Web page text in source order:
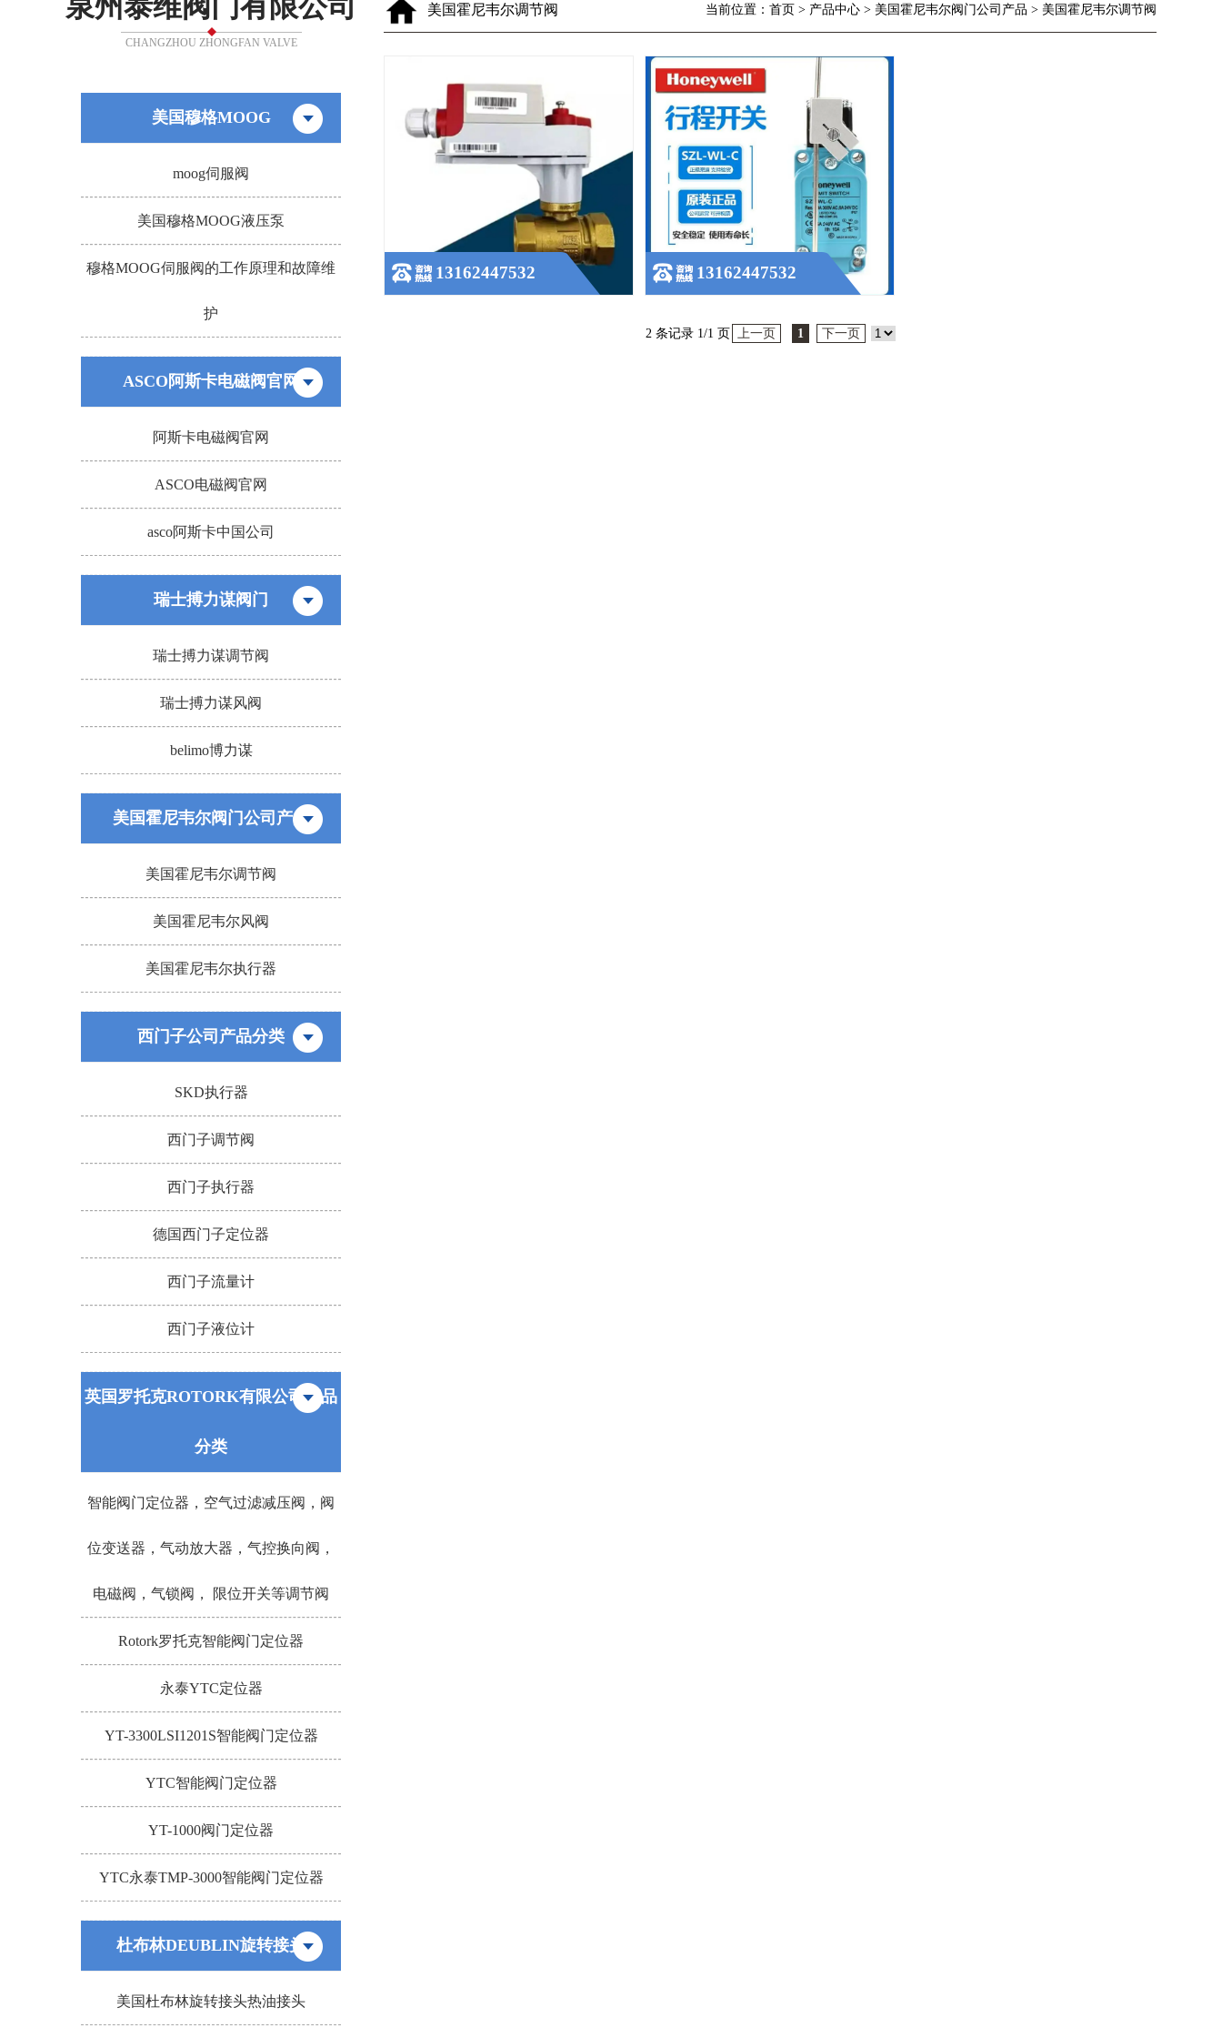
CHANGZHOU ZHONGFAN VALVE
美国穆格MOOG
moog伺服阀
美国穆格MOOG液压泵
穆格MOOG伺服阀的工作原理和故障维
护
ASCO阿斯卡电磁阀官网
阿斯卡电磁阀官网
ASCO电磁阀官网
asco阿斯卡中国公司
瑞士搏力谋阀门
瑞士搏力谋调节阀
瑞士搏力谋风阀
belimo博力谋
美国霍尼韦尔阀门公司产品
美国霍尼韦尔调节阀
美国霍尼韦尔风阀
美国霍尼韦尔执行器
西门子公司产品分类
SKD执行器
西门子调节阀
西门子执行器
德国西门子定位器
西门子流量计
西门子液位计
英国罗托克ROTORK有限公司产品
分类
智能阀门定位器，空气过滤减压阀，阀
位变送器，气动放大器，气控换向阀，
电磁阀，气锁阀， 限位开关等调节阀
Rotork罗托克智能阀门定位器
永泰YTC定位器
YT-3300LSI1201S智能阀门定位器
YTC智能阀门定位器
YT-1000阀门定位器
YTC永泰TMP-3000智能阀门定位器
杜布林DEUBLIN旋转接头
美国杜布林旋转接头热油接头
美国霍尼韦尔调节阀 当前位置：首页 > 产品中心 > 美国霍尼韦尔阀门公司产品 > 美国霍尼韦尔调节阀
13162447532 13162447532
2 条记录 1/1 页 上一页 1 下一页